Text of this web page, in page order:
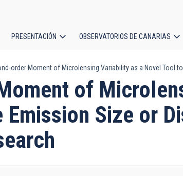
principal
PRESENTACIÓN OBSERVATORIOS DE CANARIAS
order Moment of Microlensing Variability as a Novel Tool
of
Size or